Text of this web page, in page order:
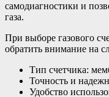
самодиагностики и
газа.
При выборе газового
обратить внимание на
Тип счетчика:
Точность и
Удобство